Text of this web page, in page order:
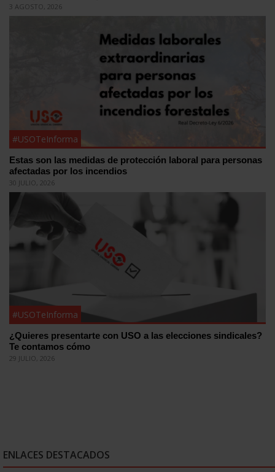
3 AGOSTO, 2026
#USOTeInforma
Estas son las medidas de protección laboral para personas
afectadas por los incendios
30 JULIO, 2026
#USOTeInforma
¿Quieres presentarte con USO a las elecciones sindicales?
Te contamos cómo
29 JULIO, 2026
ENLACES DESTACADOS